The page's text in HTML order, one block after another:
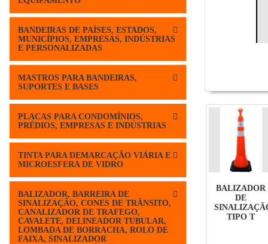
BANDEIRAS DE PAÍSES, ESTADOS,
MUNICÍPIOS, EMPRESAS, INDÚSTRIAS
E PERSONALIZADAS
MASTROS PARA BANDEIRAS,
SUPORTES E BASES
PLACAS PARA CONDOMÍNIOS,
PRÉDIOS, EMPRESAS E INDÚSTRIAS
TINTA PARA DEMARCAÇÃO VIÁRIA E
MICROESFERA DE VIDRO
BALIZADOR, BARREIRA DE
SINALIZAÇÃO, CONES DE TRÂNSITO,
CANALIZADOR DE TRAFEGO,
CAVALETE, DELINEADOR TUBULAR,
LOMBADA DE BORRACHA, ROLO DE
FAIXA, SINALIZADOR
BALIZADOR
DE
TIPO T